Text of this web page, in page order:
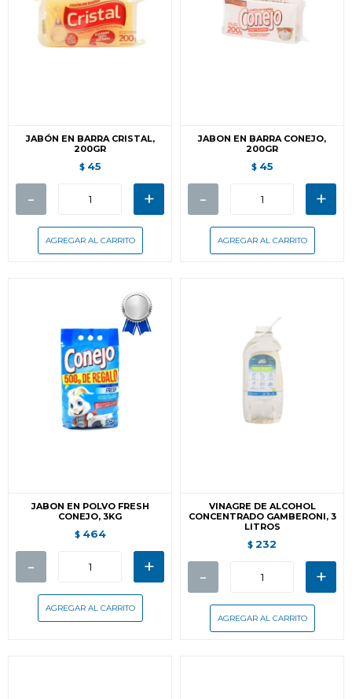
JABÓN EN BARRA CRISTAL,
200GR
$ 45
- +
JABON EN BARRA CONEJO,
200GR
$ 45
- +
JABON EN POLVO FRESH
CONEJO, 3KG
$ 464
- +
VINAGRE DE ALCOHOL
CONCENTRADO GAMBERONI, 3
LITROS
$ 232
- +